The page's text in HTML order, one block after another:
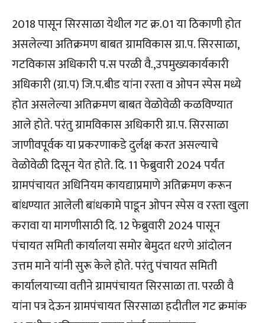
2018 पासून सिरसाळा येथील गट क्र.01 या ठिकाणी होत
असलेल्या अतिक्रमण बाबत ग्रामविकास ग्रा.प. सिरसाळा,
गटविकास अधिकारी प.स परळी वै.,उपमुख्यकार्यकारी
अधिकारी (ग्रा.प) जि.प.बीड यांना रस्ता व ओपन स्पेस मध्ये
होत असलेल्या अतिक्रमण बाबत वेळोवेळी कळविण्यात
आले होते. परंतु ग्रामविकास अधिकारी ग्रा.प. सिरसाळा
जाणीवपूर्वक या प्रकरणाकडे दुर्लक्ष करत असल्याचे
वेळोवेळी दिसून येत होते. दि. 11 फेब्रुवारी 2024 पर्यंत
ग्रामपंचायत अधिनियम कायद्याप्रमाणे अतिक्रमण करून
बांधण्यात आलेली बांधकामे पाडून ओपन स्पेस व रस्ता खुला
करावा या मागणीसाठी दि. 12 फेब्रुवारी 2024 पासून
पंचायत समिती कार्यालया समोर बेमुदत धरणे आंदोलन
उत्तम माने यांनी सुरू केले होते. परंतु पंचायत समिती
कार्यालयाच्या वतीने ग्रामपंचायत सिरसाळा ता. परळी वै
यांना पत्र देऊन ग्रामपंचायत सिरसाळा हदीतील गट क्रमांक